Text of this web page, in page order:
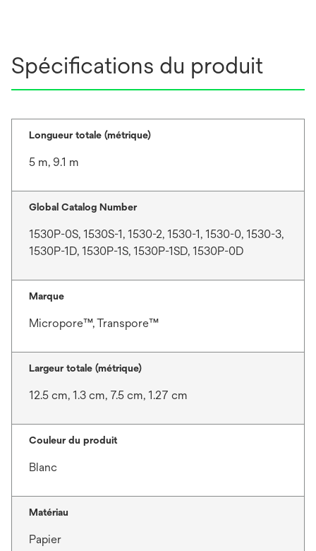
Spécifications du produit
Longueur totale (métrique)
5 m, 9.1 m
Global Catalog Number
1530P-0S, 1530S-1, 1530-2, 1530-1, 1530-0, 1530-3,
1530P-1D, 1530P-1S, 1530P-1SD, 1530P-0D
Marque
Micropore™, Transpore™
Largeur totale (métrique)
12.5 cm, 1.3 cm, 7.5 cm, 1.27 cm
Couleur du produit
Blanc
Matériau
Papier